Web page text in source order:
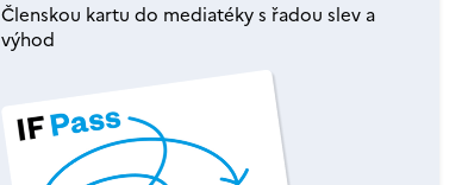
Členskou kartu do mediatéky s řadou slev a
výhod